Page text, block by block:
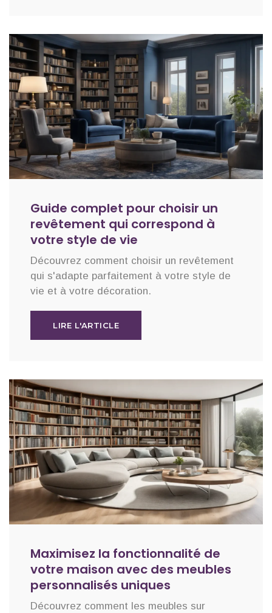
Guide complet pour choisir un
revêtement qui correspond à
votre style de vie
Découvrez comment choisir un revêtement
qui s'adapte parfaitement à votre style de
vie et à votre décoration.
LIRE L'ARTICLE
Maximisez la fonctionnalité de
votre maison avec des meubles
personnalisés uniques
Découvrez comment les meubles sur